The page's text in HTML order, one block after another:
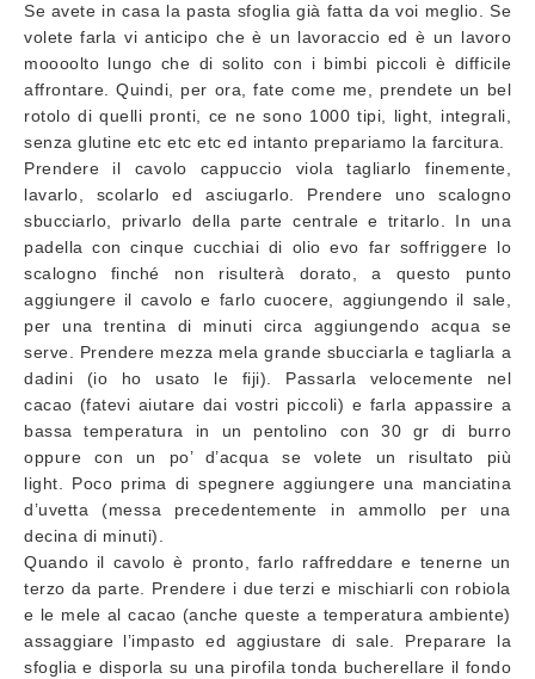
Se avete in casa la pasta sfoglia già fatta da voi meglio. Se
volete farla vi anticipo che è un lavoraccio ed è un lavoro
moooolto lungo che di solito con i bimbi piccoli è difficile
affrontare. Quindi, per ora, fate come me, prendete un bel
rotolo di quelli pronti, ce ne sono 1000 tipi, light, integrali,
senza glutine etc etc etc ed intanto prepariamo la farcitura.
Prendere il cavolo cappuccio viola tagliarlo finemente,
lavarlo, scolarlo ed asciugarlo. Prendere uno scalogno
sbucciarlo, privarlo della parte centrale e tritarlo. In una
padella con cinque cucchiai di olio evo far soffriggere lo
scalogno finché non risulterà dorato, a questo punto
aggiungere il cavolo e farlo cuocere, aggiungendo il sale,
per una trentina di minuti circa aggiungendo acqua se
serve. Prendere mezza mela grande sbucciarla e tagliarla a
dadini (io ho usato le fiji). Passarla velocemente nel
cacao (fatevi aiutare dai vostri piccoli) e farla appassire a
bassa temperatura in un pentolino con 30 gr di burro
oppure con un po’ d’acqua se volete un risultato più
light. Poco prima di spegnere aggiungere una manciatina
d’uvetta (messa precedentemente in ammollo per una
decina di minuti).
Quando il cavolo è pronto, farlo raffreddare e tenerne un
terzo da parte. Prendere i due terzi e mischiarli con robiola
e le mele al cacao (anche queste a temperatura ambiente)
assaggiare l’impasto ed aggiustare di sale. Preparare la
sfoglia e disporla su una pirofila tonda bucherellare il fondo